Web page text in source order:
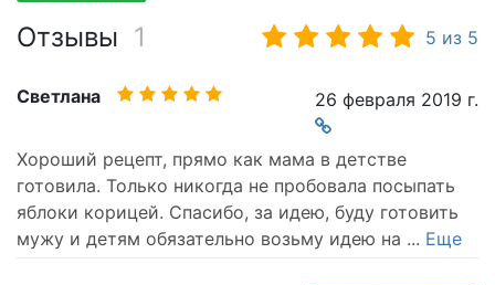
Отзывы 1 5 из 5
26 февраля 2019 г.
Светлана
Хороший рецепт, прямо как мама в детстве
готовила. Только никогда не пробовала посыпать
яблоки корицей. Спасибо, за идею, буду готовить
мужу и детям обязательно возьму идею на ... Еще